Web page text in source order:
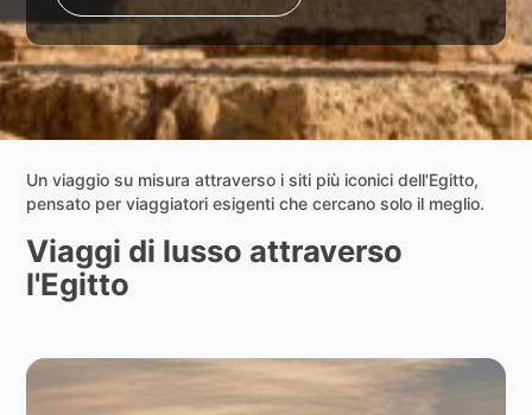
Un viaggio su misura attraverso i siti più iconici dell'Egitto,
pensato per viaggiatori esigenti che cercano solo il meglio.
Viaggi di lusso attraverso
l'Egitto